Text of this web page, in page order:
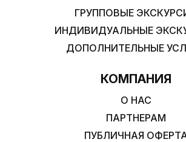
ГРУППОВЫЕ
ИНДИВИДУАЛЬНЫЕ
ДОПОЛНИТЕЛЬНЫЕ
КОМПАНИЯ
О НАС
ПАРТНЕРАМ
ПУБЛИЧНАЯ